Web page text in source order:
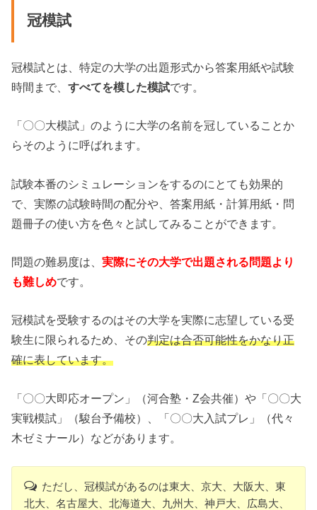
冠模試
冠模試とは、特定の大学の出題形式から答案用紙や試験
時間まで、すべてを模した模試です。
「〇〇大模試」のように大学の名前を冠していることか
らそのように呼ばれます。
試験本番のシミュレーションをするのにとても効果的
で、実際の試験時間の配分や、答案用紙・計算用紙・問
題冊子の使い方を色々と試してみることができます。
問題の難易度は、実際にその大学で出題される問題より
も難しめです。
冠模試を受験するのはその大学を実際に志望している受
験生に限られるため、その判定は合否可能性をかなり正
確に表しています。
「〇〇大即応オープン」（河合塾・Z会共催）や「〇〇大
実戦模試」（駿台予備校）、「〇〇大入試プレ」（代々
木ゼミナール）などがあります。
ただし、冠模試があるのは東大、京大、大阪大、東
北大、名古屋大、北海道大、九州大、神戸大、広島大、